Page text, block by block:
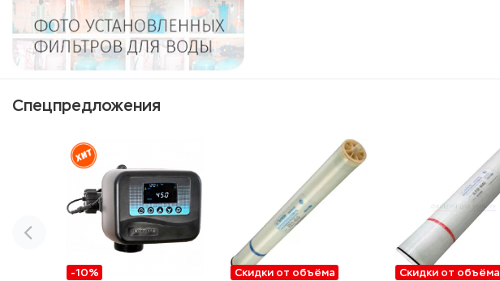
Спецпредложения
-10% Скидки от объёма Скидки от объёма